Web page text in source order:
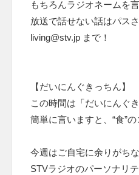
もちろんラジオネームを
放送で話せない話はパス
living@stv.jp まで！
【だいにんぐきっちん】
この時間は「だいにんぐ
簡単に言いますと、“食”の
今週はご自宅に余りがち
STVラジオのパーソナリ